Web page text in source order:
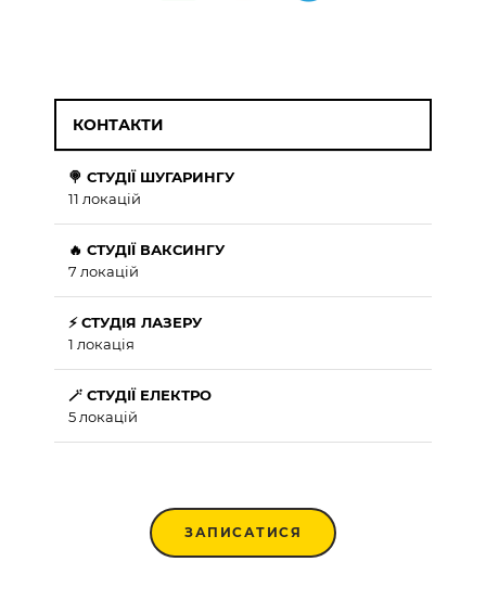
КОНТАКТИ
🍭 СТУДІЇ ШУГАРИНГУ
11 локацій
🔥 СТУДІЇ ВАКСИНГУ
7 локацій
⚡ СТУДІЯ ЛАЗЕРУ
1 локація
🪄 СТУДІЇ ЕЛЕКТРО
5 локацій
ЗАПИСАТИСЯ